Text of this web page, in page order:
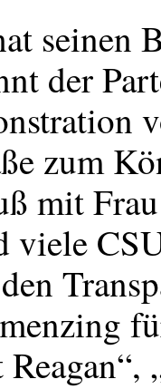
seinen
der
zum
mit
viele